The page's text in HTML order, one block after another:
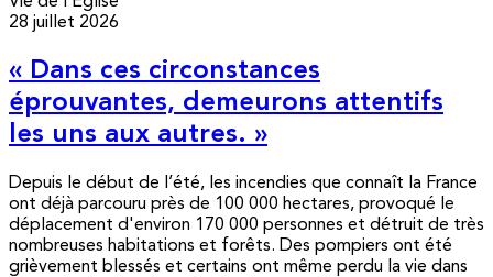
28 juillet 2026
« Dans ces circonstances
éprouvantes, demeurons attentifs
les uns aux autres. »
Depuis le début de l’été, les incendies que connaît la France
ont déjà parcouru près de 100 000 hectares, provoqué le
déplacement d'environ 170 000 personnes et détruit de très
nombreuses habitations et forêts. Des pompiers ont été
grièvement blessés et certains ont même perdu la vie dans